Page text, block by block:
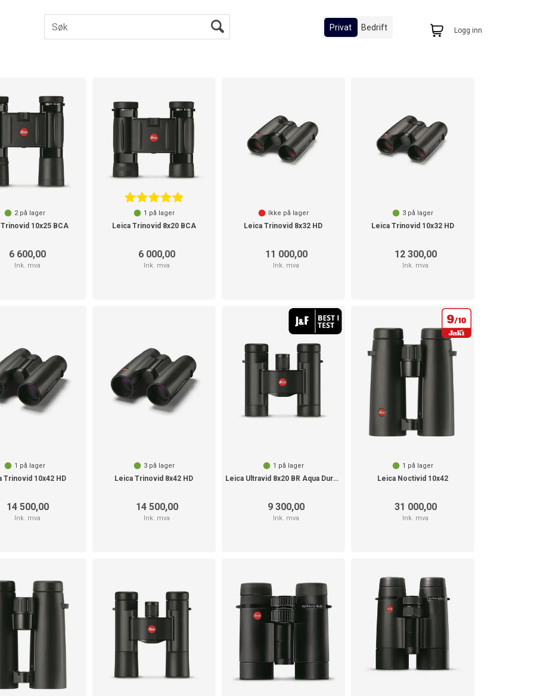
Logg inn
Privat Bedrift
2på lager
10x25 BCA
6 600,00
Ink. mva
1 på lager
Leica Trinovid 8x20 BCA
6 000,00
Ink. mva
Ikke på lager
Leica Trinovid 8x32 HD
11 000,00
Ink. mva
3 på lager
Leica Trinovid 10x32 HD
12 300,00
Ink. mva
1 på lager
Trinovid 10x42 HD
14 500,00
Ink. mva
3 på lager
Leica Trinovid 8x42 HD
14 500,00
Ink. mva
1 på lager
Leica Ultravid 8x20 BR Aqua Dura Black
9 300,00
Ink. mva
1 på lager
Leica Noctivid 10x42
31 000,00
Ink. mva